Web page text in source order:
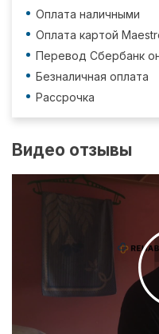
Оплата наличными
Оплата картой
Перевод Сбербанк
Безналичная оплата
Рассрочка
Видео отзывы